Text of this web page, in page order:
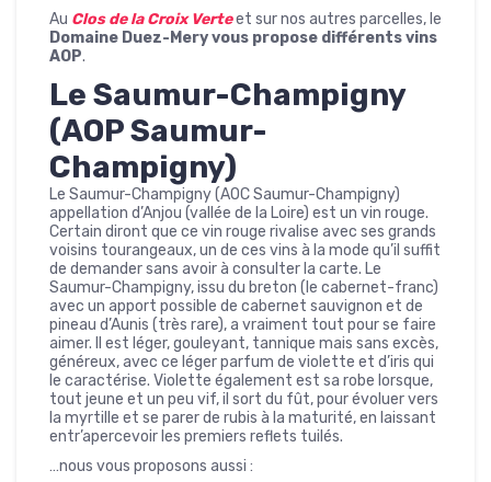
Au Clos de la Croix Verteet sur nos autres parcelles, le
Domaine Duez-Mery vous propose différents vins
AOP.
Le Saumur-Champigny
(AOP Saumur-
Champigny)
Le Saumur-Champigny (AOC Saumur-Champigny)
appellation d’Anjou (vallée de la Loire) est un vin rouge.
Certain diront que ce vin rouge rivalise avec ses grands
voisins tourangeaux, un de ces vins à la mode qu’il suffit
de demander sans avoir à consulter la carte. Le
Saumur-Champigny, issu du breton (le cabernet-franc)
avec un apport possible de cabernet sauvignon et de
pineau d’Aunis (très rare), a vraiment tout pour se faire
aimer. Il est léger, gouleyant, tannique mais sans excès,
généreux, avec ce léger parfum de violette et d’iris qui
le caractérise. Violette également est sa robe lorsque,
tout jeune et un peu vif, il sort du fût, pour évoluer vers
la myrtille et se parer de rubis à la maturité, en laissant
entr’apercevoir les premiers reflets tuilés.
…nous vous proposons aussi :